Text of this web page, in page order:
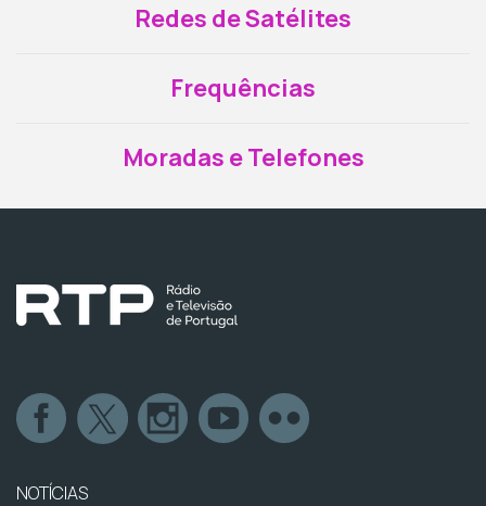
Redes de Satélites
Frequências
Moradas e Telefones
NOTÍCIAS